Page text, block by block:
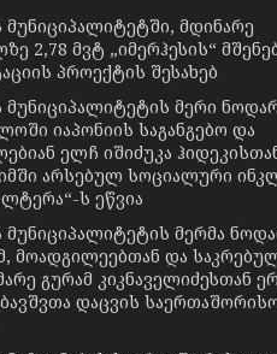
მდინარე
2,78 მვტ „იმერჰესის“
პროექტის შესახებ
მერი
იაპონიის საგანგებო და
ელჩ იშიძუკა
არსებულ სოციალური
ს ეწვია
მერმა
მოადგილეებთან და
გურამ კიკნაველიძესთან
დაცვის